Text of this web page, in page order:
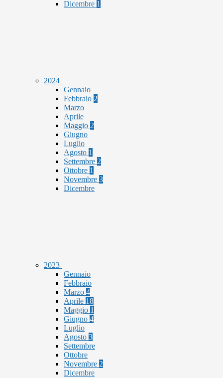
Dicembre 1
2024
Gennaio
Febbraio 2
Marzo
Aprile
Maggio 2
Giugno
Luglio
Agosto 1
Settembre 2
Ottobre 1
Novembre 3
Dicembre
2023
Gennaio
Febbraio
Marzo 4
Aprile 18
Maggio 1
Giugno 4
Luglio
Agosto 3
Settembre
Ottobre
Novembre 2
Dicembre